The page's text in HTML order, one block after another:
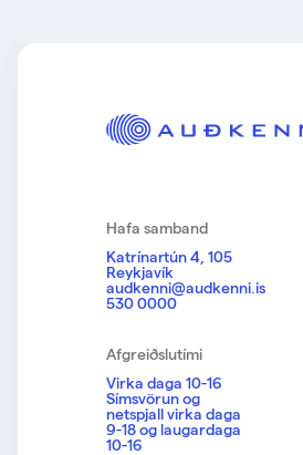
Hafa samband
Katrínartún 4, 105
Reykjavík
audkenni@audkenni.is
530 0000
Afgreiðslutími
Virka daga 10-16
Símsvörun og
netspjall virka daga
9-18 og laugardaga
10-16